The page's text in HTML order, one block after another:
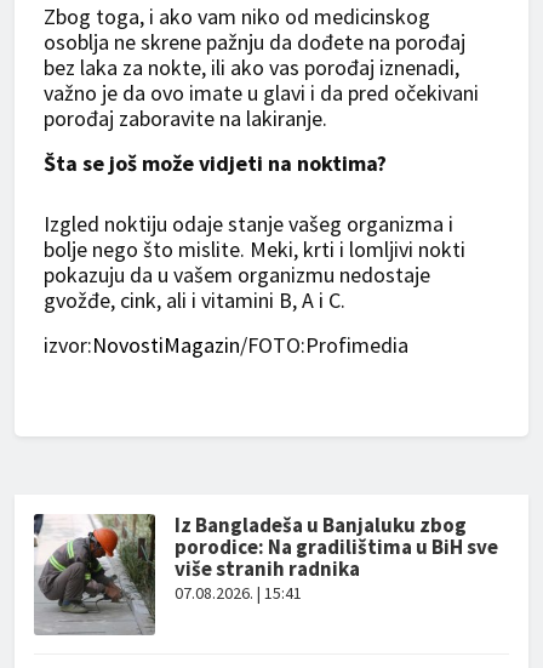
Zbog toga, i ako vam niko od medicinskog
osoblja ne skrene pažnju da dođete na porođaj
bez laka za nokte, ili ako vas porođaj iznenadi,
važno je da ovo imate u glavi i da pred očekivani
porođaj zaboravite na lakiranje.
Šta se još može vidjeti na noktima?
Izgled noktiju odaje stanje vašeg organizma i
bolje nego što mislite. Meki, krti i lomljivi nokti
pokazuju da u vašem organizmu nedostaje
gvožđe, cink, ali i vitamini B, A i C.
izvor:NovostiMagazin/FOTO:Profimedia
Iz Bangladeša u Banjaluku zbog
porodice: Na gradilištima u BiH sve
više stranih radnika
07.08.2026. | 15:41